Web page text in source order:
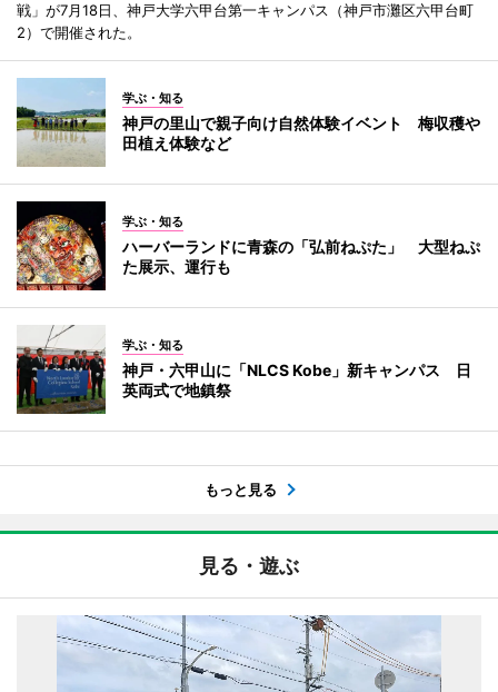
戦」が7月18日、神戸大学六甲台第一キャンパス（神戸市灘区六甲台町
2）で開催された。
学ぶ・知る
神戸の里山で親子向け自然体験イベント 梅収穫や
田植え体験など
学ぶ・知る
ハーバーランドに青森の「弘前ねぷた」 大型ねぷ
た展示、運行も
学ぶ・知る
神戸・六甲山に「NLCS Kobe」新キャンパス 日
英両式で地鎮祭
もっと見る
見る・遊ぶ